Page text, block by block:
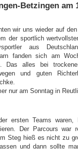
Betzingen am
wir uns wieder auf
der sportlich
aus
fanden sich am
Das alles bei
und guten
nur am Sonntag in
ersten Teams
Der Parcours war
Steg hieß es nicht zu
und dann sollte